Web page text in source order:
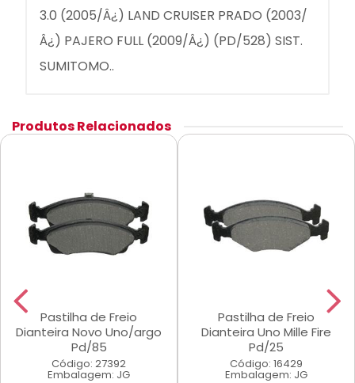
3.0 (2005/Â¿) LAND CRUISER PRADO (2003/
Â¿) PAJERO FULL (2009/Â¿) (PD/528) SIST.
SUMITOMO..
Produtos Relacionados
Pastilha de Freio
Dianteira Novo Uno/argo
Pd/85
Código: 27392
Embalagem: JG
Pastilha de Freio
Dianteira Uno Mille Fire
Pd/25
Código: 16429
Embalagem: JG